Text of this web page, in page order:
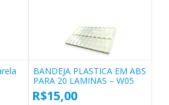
BANDEJA PLASTICA EM ABS
PARA 20 LAMINAS – W05
R$15,00